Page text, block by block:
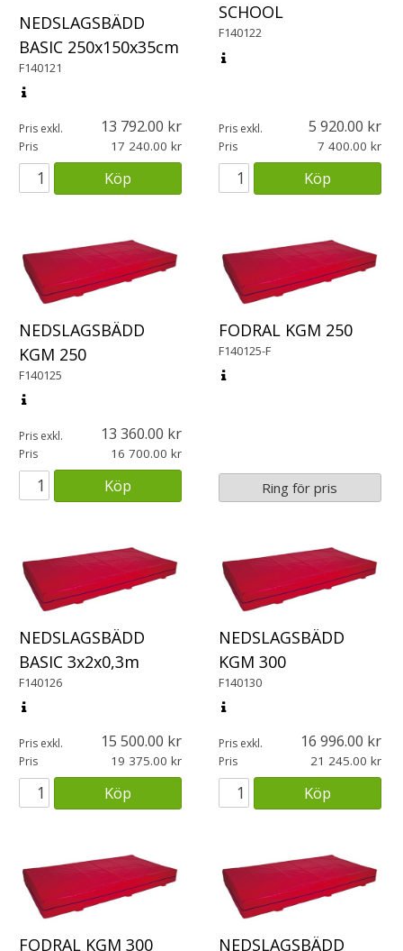
NEDSLAGSBÄDD
BASIC 250x150x35cm
F140121
Pris exkl. 13 792.00
Pris 17 240.00
Köp
SCHOOL
F140122
Pris exkl. 5 920.00
Pris 7 400.00
Köp
NEDSLAGSBÄDD
KGM 250
F140125
Pris exkl. 13 360.00
Pris 16 700.00
Köp
FODRAL KGM 250
F140125-F
Ring för pris
NEDSLAGSBÄDD
BASIC 3x2x0,3m
F140126
Pris exkl. 15 500.00
Pris 19 375.00
Köp
NEDSLAGSBÄDD
KGM 300
F140130
Pris exkl. 16 996.00
Pris 21 245.00
Köp
FODRAL KGM 300
NEDSLAGSBÄDD